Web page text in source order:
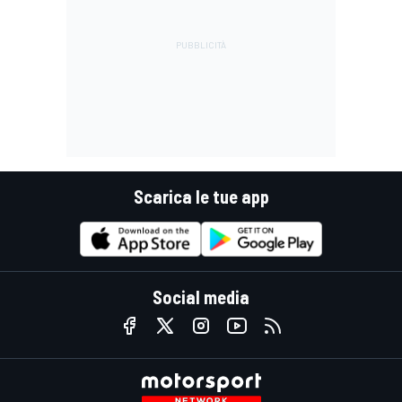
Scarica le tue app
Social media